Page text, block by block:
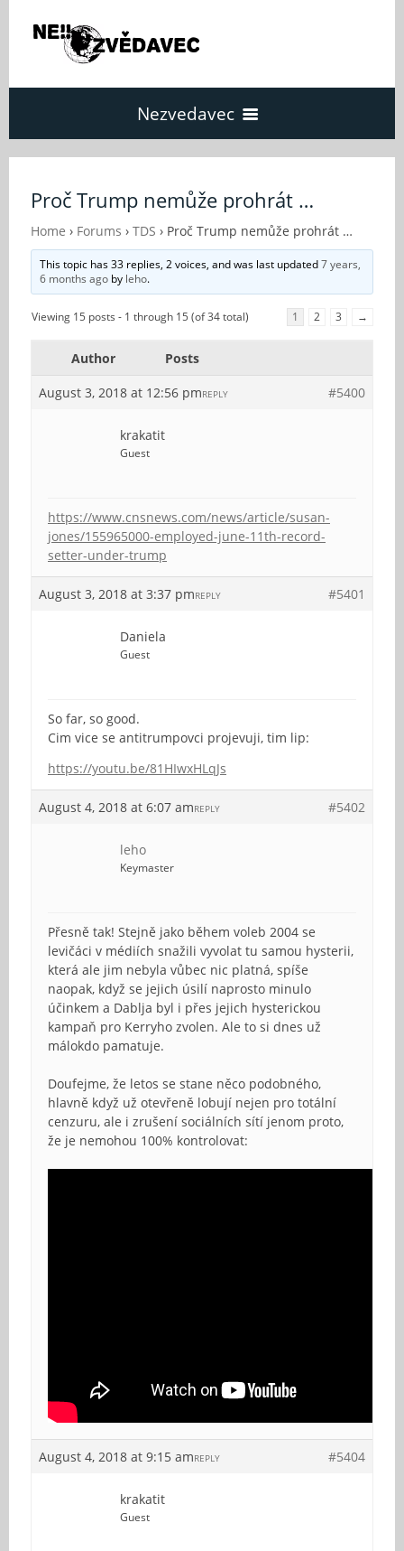
Nezvedavec
Fórum
Proč Trump nemůže prohrát …
Home › Forums › TDS › Proč Trump nemůže prohrát …
This topic has 33 replies, 2 voices, and was last updated7 years,
6 months ago by leho.
Viewing 15 posts - 1 through 15 (of 34 total) 1 2 3 →
Author
Posts
August 3, 2018 at 12:56 pm
#5400
REPLY
krakatit
Guest
https://www.cnsnews.com/news/article/susan-
jones/155965000-employed-june-11th-record-
setter-under-trump
August 3, 2018 at 3:37 pm #5401
REPLY
Daniela
Guest
So far, so good.
Cim vice se antitrumpovci projevuji, tim lip:
https://youtu.be/81HIwxHLqJs
August 4, 2018 at 6:07 am #5402
REPLY
leho
Keymaster
Přesně tak! Stejně jako během voleb 2004 se
levičáci v médiích snažili vyvolat tu samou hysterii,
která ale jim nebyla vůbec nic platná, spíše
naopak, když se jejich úsilí naprosto minulo
účinkem a Dablja byl i přes jejich hysterickou
kampaň pro Kerryho zvolen. Ale to si dnes už
málokdo pamatuje.
Doufejme, že letos se stane něco podobného,
hlavně když už otevřeně lobují nejen pro totální
cenzuru, ale i zrušení sociálních sítí jenom proto,
že je nemohou 100% kontrolovat:
August 4, 2018 at 9:15 am #5404
REPLY
krakatit
Guest